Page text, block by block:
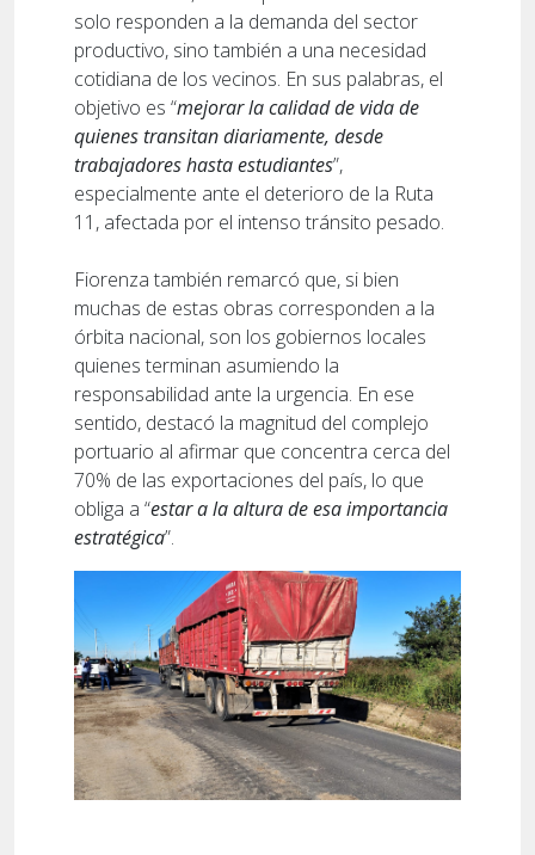
solo responden a la demanda del sector
productivo, sino también a una necesidad
cotidiana de los vecinos. En sus palabras, el
objetivo es “mejorar la calidad de vida de
quienes transitan diariamente, desde
trabajadores hasta estudiantes”,
especialmente ante el deterioro de la Ruta
11, afectada por el intenso tránsito pesado.
Fiorenza también remarcó que, si bien
muchas de estas obras corresponden a la
órbita nacional, son los gobiernos locales
quienes terminan asumiendo la
responsabilidad ante la urgencia. En ese
sentido, destacó la magnitud del complejo
portuario al afirmar que concentra cerca del
70% de las exportaciones del país, lo que
obliga a “estar a la altura de esa importancia
estratégica”.